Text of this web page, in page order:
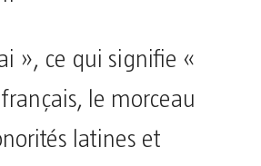
», ce qui signifie «
le morceau
latines et